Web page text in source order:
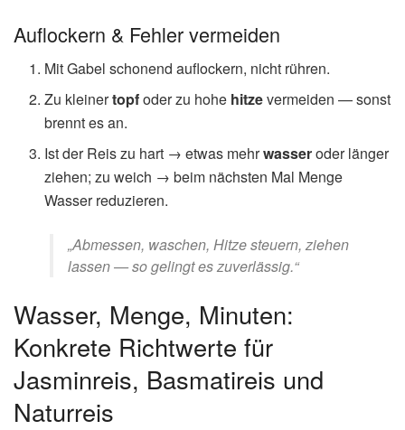
Auflockern & Fehler vermeiden
Mit Gabel schonend auflockern, nicht rühren.
Zu kleinertopfoder zu hohe hitzevermeiden — sonst
brennt es an.
Ist der Reis zu hart → etwas mehrwasseroder länger
ziehen; zu weich → beim nächsten Mal Menge
Wasser reduzieren.
„Abmessen, waschen, Hitze steuern, ziehen
lassen — so gelingt es zuverlässig.“
Wasser, Menge, Minuten:
Konkrete Richtwerte für
Jasminreis, Basmatireis und
Naturreis